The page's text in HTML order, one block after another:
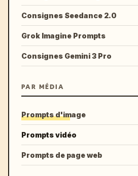
Consignes Seedance 2.0
Grok Imagine Prompts
Consignes Gemini 3 Pro
PAR MÉDIA
Prompts d'image
Prompts vidéo
Prompts de page web